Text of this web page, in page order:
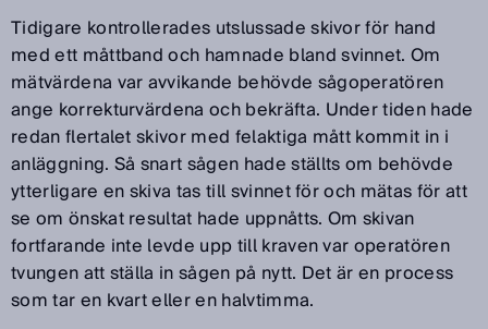
Tidigare kontrollerades utslussade skivor för hand
med ett måttband och hamnade bland svinnet. Om
mätvärdena var avvikande behövde sågoperatören
ange korrekturvärdena och bekräfta. Under tiden hade
redan flertalet skivor med felaktiga mått kommit in i
anläggning. Så snart sågen hade ställts om behövde
ytterligare en skiva tas till svinnet för och mätas för att
se om önskat resultat hade uppnåtts. Om skivan
fortfarande inte levde upp till kraven var operatören
tvungen att ställa in sågen på nytt. Det är en process
som tar en kvart eller en halvtimma.